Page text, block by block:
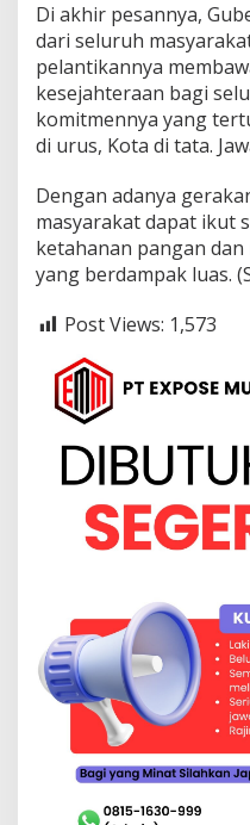
Di akhir pesannya,
dari seluruh
pelantikannya
kesejahteraan bagi
komitmennya yang
di urus, Kota di tata.
Dengan adanya
masyarakat dapat ikut
ketahanan pangan
yang berdampak luas.
Post Views: 1,573